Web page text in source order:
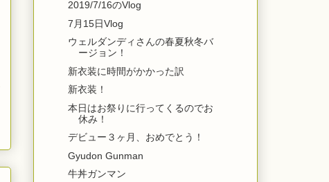
2019/7/16のVlog
7月15日Vlog
ウェルダンディさんの春夏秋冬バ
ージョン！
新衣装に時間がかかった訳
新衣装！
本日はお祭りに行ってくるのでお
休み！
デビュー３ヶ月、おめでとう！
Gyudon Gunman
牛丼ガンマン